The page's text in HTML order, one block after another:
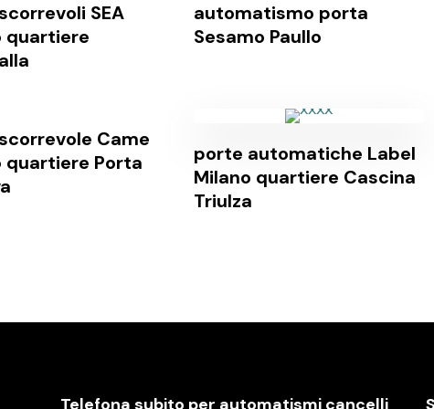
SEA
quartiere
automatismo porta
Sesamo Paullo
Came
quartiere Porta
porte automatiche Label
Milano quartiere Cascina
Triulza
Telefona subito per automatismi cancelli